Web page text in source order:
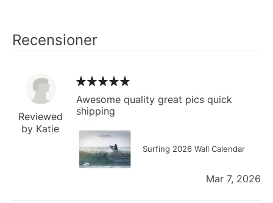
Recensioner
Reviewed
by Katie
Awesome quality great pics quick
shipping
Surfing 2026 Wall Calendar
Mar 7, 2026